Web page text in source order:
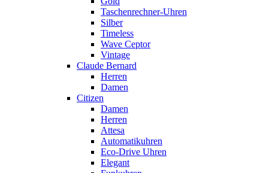
Taschenrechner-Uhren
Silber
Timeless
Wave Ceptor
Vintage
Claude Bernard
Herren
Damen
Citizen
Damen
Herren
Attesa
Automatikuhren
Eco-Drive Uhren
Elegant